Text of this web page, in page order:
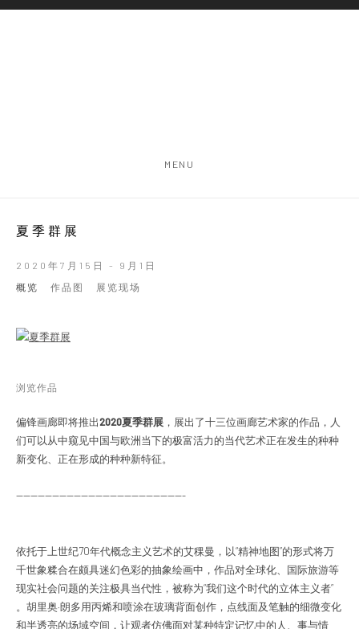
MENU
夏季群展
2020年7月15日 - 9月1日
概览
作品图 展览现场
浏览作品
偏锋画廊即将推出2020夏季群展 ，展出了十三位画廊艺术家的作品，人
们可以从中窥见中国与欧洲当下的极富活力的当代艺术正在发生的种种
新变化、正在形成的种种新特征。
-----------------------------------------------
依托于上世纪70年代概念主义艺术的艾稞曼，以“精神地图”的形式将万
千世象糅合在颇具迷幻色彩的抽象绘画中，作品对全球化、国际旅游等
现实社会问题的关注极具当代性，被称为“我们这个时代的立体主义者”
。胡里奥·朗多用丙烯和喷涂在玻璃背面创作，点线面及笔触的细微变化
和半透亮的场域空间，让观者仿佛面对某种特定记忆中的人、事与情